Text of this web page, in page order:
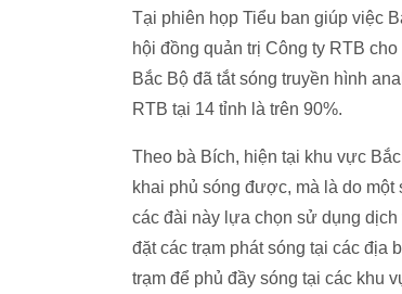
Tại phiên họp Tiểu ban giúp việc
hội đồng quản trị Công ty RTB
Bắc Bộ đã tắt sóng truyền hình
RTB tại 14 tỉnh là trên 90%.
Theo bà Bích, hiện tại khu vực
khai phủ sóng được, mà là do
các đài này lựa chọn sử dụng
đặt các trạm phát sóng tại các địa
trạm để phủ đầy sóng tại các khu